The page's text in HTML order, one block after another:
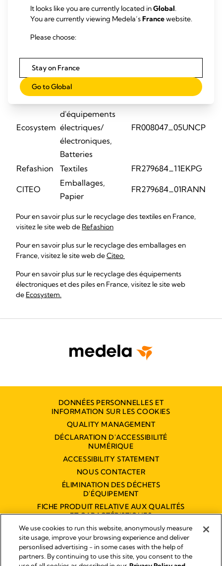
produit.
de l'environnement, Medela France dispose des identifiants
Eco-
organismes
Catégories
Ecosystem
d'équipements
électriques/
électroniques,
Batteries
FR008047_05UNCP
Refashion Textiles FR279684_11EKPG
CITEO
Emballages,
Papier
FR279684_01RANN
Pour en savoir plus sur le recyclage des textiles en France,
visitez le site web de Refashion
Pour en savoir plus sur le recyclage des emballages en
France, visitez le site web deCiteo
Pour en savoir plus sur le recyclage des équipements
électroniques et des piles en France, visitez le site web
de Ecosystem.
DONNÉES PERSONNELLES ET
INFORMATION SUR LES COOKIES
QUALITY MANAGEMENT
DÉCLARATION D'ACCESSIBILITÉ
NUMÉRIQUE
ACCESSIBILITY STATEMENT
NOUS CONTACTER
ÉLIMINATION DES DÉCHETS
D'ÉQUIPEMENT
FICHE PRODUIT RELATIVE AUX QUALITÉS
ET CARACTÉRISTIQUES
ENVIRONNEMENTALES
Empreinte
It looks like you are currently located inGlobal.
You are currently viewing Medela’sFrancewebsite.
Please choose:
Stay on France
Go to Global
We use cookies to run this website, anonymously measure
site usage, improve your browsing experience and deliver
personlised advertising - in some cases with the help of
partners. By continuing to use this site, you consent to the